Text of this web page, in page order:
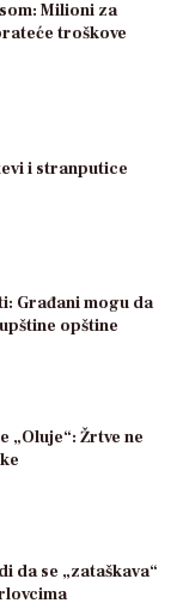
Milioni za
troškove
i stranputice
Građani mogu da
opštine
„Oluje“: Žrtve ne
da se „zataškava“